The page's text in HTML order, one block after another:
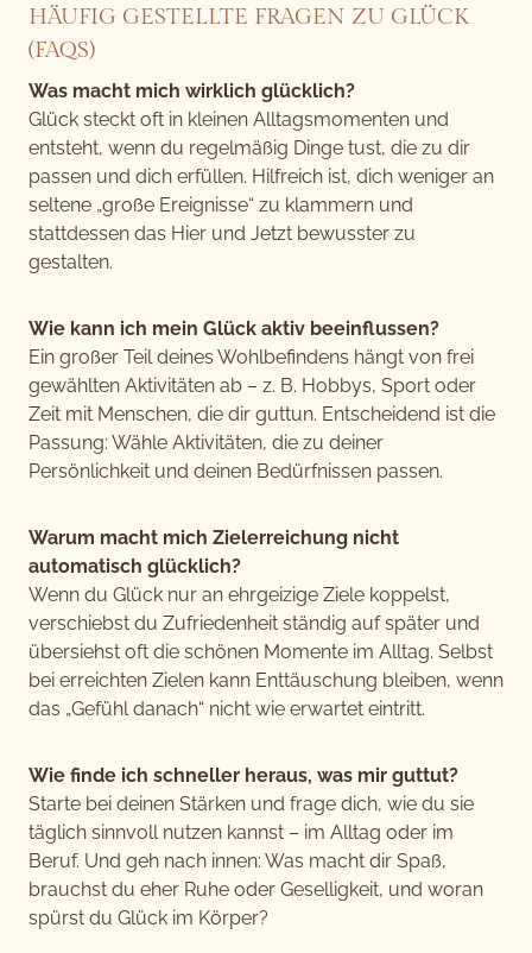
HÄUFIG GESTELLTE FRAGEN ZU GLÜCK
(FAQS)
Was macht mich wirklich glücklich?
Glück steckt oft in kleinen Alltagsmomenten und
entsteht, wenn du regelmäßig Dinge tust, die zu dir
passen und dich erfüllen. Hilfreich ist, dich weniger an
seltene „große Ereignisse“ zu klammern und
stattdessen das Hier und Jetzt bewusster zu
gestalten.
Wie kann ich mein Glück aktiv beeinflussen?
Ein großer Teil deines Wohlbefindens hängt von frei
gewählten Aktivitäten ab – z. B. Hobbys, Sport oder
Zeit mit Menschen, die dir guttun. Entscheidend ist die
Passung: Wähle Aktivitäten, die zu deiner
Persönlichkeit und deinen Bedürfnissen passen.
Warum macht mich Zielerreichung nicht
automatisch glücklich?
Wenn du Glück nur an ehrgeizige Ziele koppelst,
verschiebst du Zufriedenheit ständig auf später und
übersiehst oft die schönen Momente im Alltag. Selbst
bei erreichten Zielen kann Enttäuschung bleiben, wenn
das „Gefühl danach“ nicht wie erwartet eintritt.
Wie finde ich schneller heraus, was mir guttut?
Starte bei deinen Stärken und frage dich, wie du sie
täglich sinnvoll nutzen kannst – im Alltag oder im
Beruf. Und geh nach innen: Was macht dir Spaß,
brauchst du eher Ruhe oder Geselligkeit, und woran
spürst du Glück im Körper?